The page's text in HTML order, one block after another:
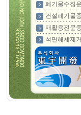
폐기물수집
건설폐기물
재활용전문
석면해체제